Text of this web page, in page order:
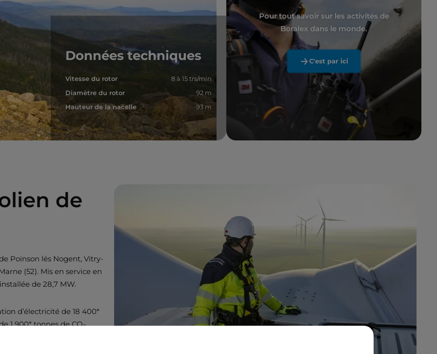
Données techniques
Vitesse du rotor
8 à 15 trs/min
Diamètre du rotor
92 m
Hauteur de la nacelle
93 m
Pour tout savoir sur les activités de
Boralex dans le monde.
C'est par ici
de
Poinson lés Nogent, Vitry-
(52). Mis en service en
de 28,7 MW.
d’électricité de 18 400*
1 900* tonnes de CO₂